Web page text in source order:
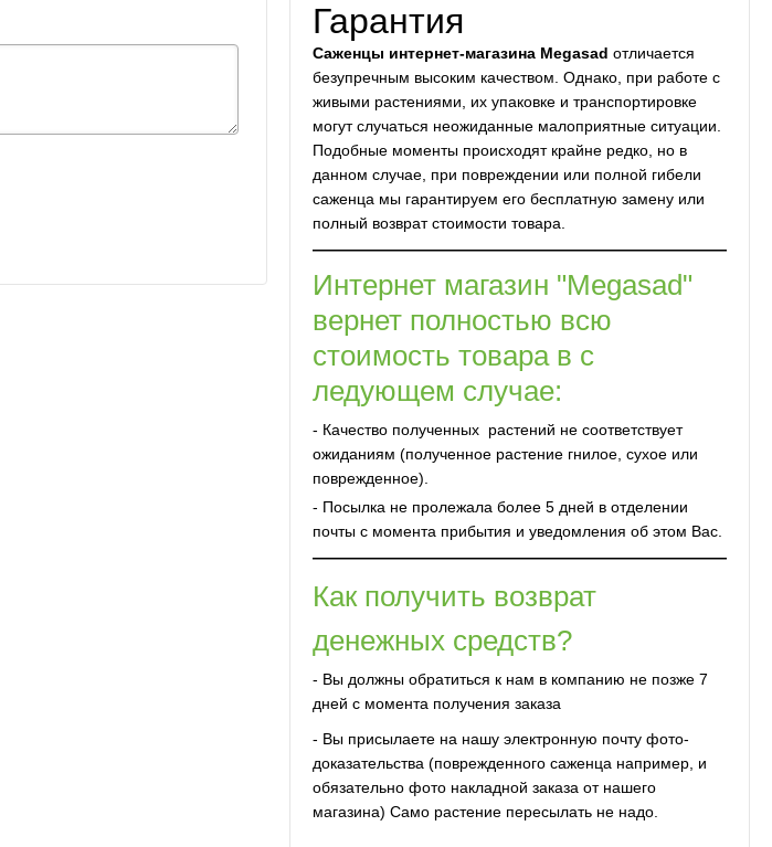
Гарантия
Саженцы интернет-магазина Megasad отличается
безупречным высоким качеством. Однако, при работе с
живыми растениями, их упаковке и транспортировке
могут случаться неожиданные малоприятные ситуации.
Подобные моменты происходят крайне редко, но в
данном случае, при повреждении или полной гибели
саженца мы гарантируем его бесплатную замену или
полный возврат стоимости товара.
Интернет магазин "Megasad"
вернет полностью всю
стоимость товара в с
ледующем случае:
- Качество полученных растений не соответствует
ожиданиям (полученное растение гнилое, сухое или
поврежденное).
- Посылка не пролежала более 5 дней в отделении
почты с момента прибытия и уведомления об этом Вас.
Как получить возврат
денежных средств?
- Вы должны обратиться к нам в компанию не позже 7
дней с момента получения заказа
- Вы присылаете на нашу электронную почту фото-
доказательства (поврежденного саженца например, и
обязательно фото накладной заказа от нашего
магазина) Само растение пересылать не надо.